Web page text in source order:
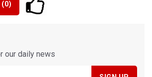
(0)
our daily news